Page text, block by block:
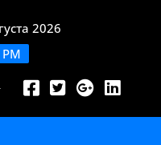
2026